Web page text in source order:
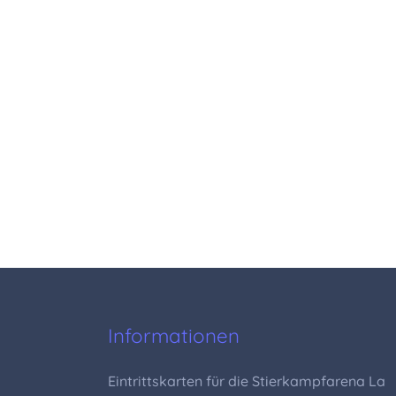
Informationen
Eintrittskarten für die Stierkampfarena La